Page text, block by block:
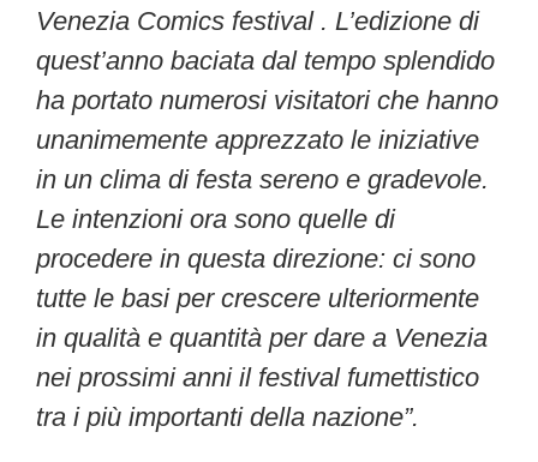
Venezia Comics festival . L’edizione di
quest’anno baciata dal tempo splendido
ha portato numerosi visitatori che hanno
unanimemente apprezzato le iniziative
in un clima di festa sereno e gradevole.
Le intenzioni ora sono quelle di
procedere in questa direzione: ci sono
tutte le basi per crescere ulteriormente
in qualità e quantità per dare a Venezia
nei prossimi anni il festival fumettistico
tra i più importanti della nazione”.